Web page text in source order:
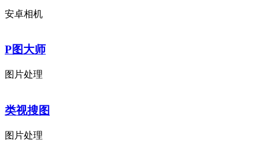
安卓相机
P图大师
图片处理
类视搜图
图片处理